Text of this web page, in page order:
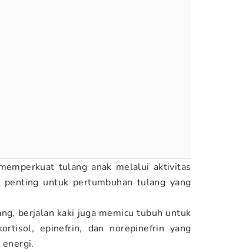
tulang anak melalui aktivitas
penting untuk pertumbuhan tulang yang
berjalan kaki juga memicu tubuh untuk
epinefrin, dan norepinefrin yang